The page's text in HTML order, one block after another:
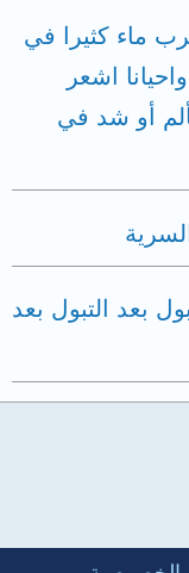
ماء كثيرا في
اشعر
أو شد في
بعد التبول بعد